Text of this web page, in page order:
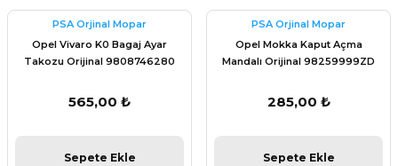
PSA Orjinal Mopar
Opel Vivaro K0 Bagaj Ayar
Takozu Orijinal 9808746280
565,00 ₺
Sepete Ekle
PSA Orjinal Mopar
Opel Mokka Kaput Açma
Mandalı Orijinal 98259999ZD
285,00 ₺
Sepete Ekle